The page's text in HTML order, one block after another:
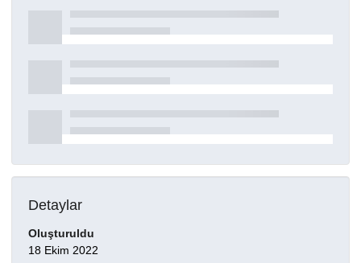
Detaylar
Oluşturuldu
18 Ekim 2022